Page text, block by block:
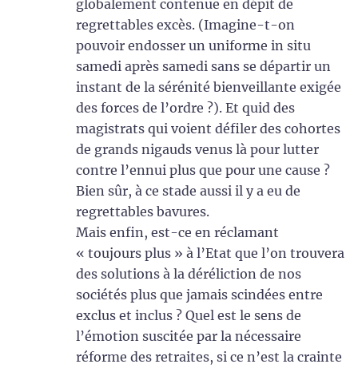
globalement contenue en dépit de
regrettables excès. (Imagine-t-on
pouvoir endosser un uniforme in situ
samedi après samedi sans se départir un
instant de la sérénité bienveillante exigée
des forces de l’ordre ?). Et quid des
magistrats qui voient défiler des cohortes
de grands nigauds venus là pour lutter
contre l’ennui plus que pour une cause ?
Bien sûr, à ce stade aussi il y a eu de
regrettables bavures.
Mais enfin, est-ce en réclamant
« toujours plus » à l’Etat que l’on trouvera
des solutions à la déréliction de nos
sociétés plus que jamais scindées entre
exclus et inclus ? Quel est le sens de
l’émotion suscitée par la nécessaire
réforme des retraites, si ce n’est la crainte